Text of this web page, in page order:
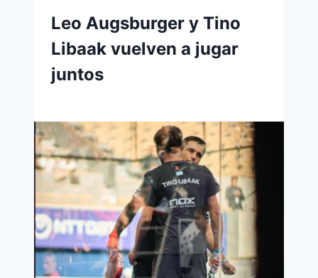
Leo Augsburger y Tino
Libaak vuelven a jugar
juntos